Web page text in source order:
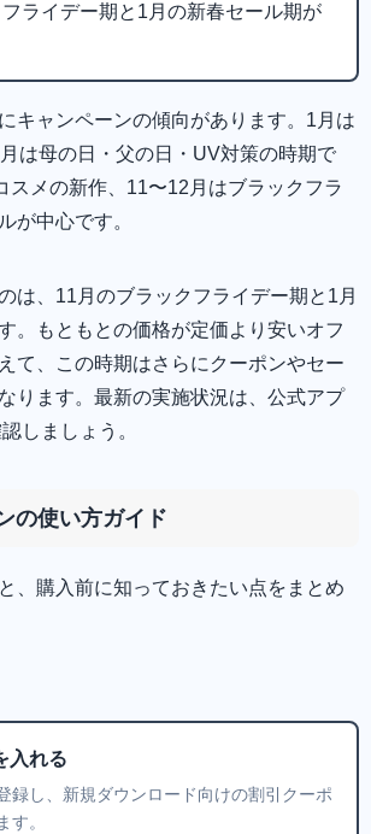
ライデー期と1月の新春セール期が
キャンペーンの傾向があります。1月は
は母の日・父の日・UV対策の時期で
スメの新作、11〜12月はブラックフラ
が中心です。
は、11月のブラックフライデー期と1月
。もともとの価格が定価より安いオフ
て、この時期はさらにクーポンやセー
ります。最新の実施状況は、公式アプ
しましょう。
の使い方ガイド
、購入前に知っておきたい点をまとめ
入れる
録し、新規ダウンロード向けの割引クーポ
す。